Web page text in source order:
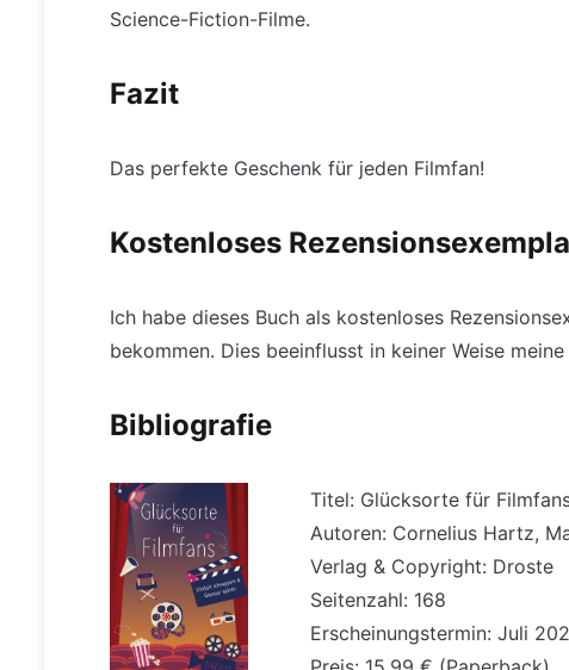
Science-Fiction-Filme.
Fazit
Das perfekte Geschenk für jeden Filmfan!
Kostenloses
Ich habe dieses Buch als kostenloses
bekommen. Dies beeinflusst in keiner Weise meine
Bibliografie
Titel: Glücksorte für
Autoren: Cornelius Hartz,
Verlag & Copyright: Droste
Seitenzahl: 168
Erscheinungstermin: Juli